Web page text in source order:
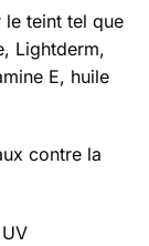
le teint tel que
Lightderm,
E, huile
contre la